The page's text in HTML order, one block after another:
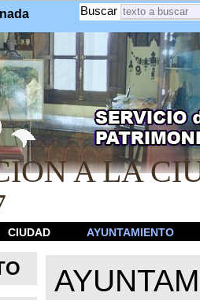
Buscar
A LA
CIUDAD AYUNTAMIENTO